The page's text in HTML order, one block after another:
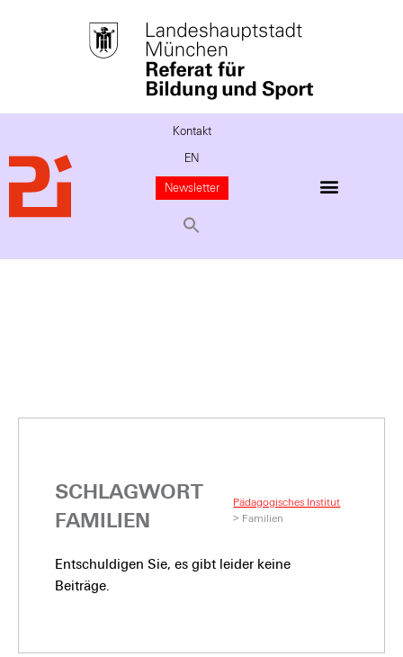
Kontakt
EN
Newsletter
SCHLAGWORT
FAMILIEN
Pädagogisches Institut
> Familien
Entschuldigen Sie, es gibt leider keine
Beiträge.